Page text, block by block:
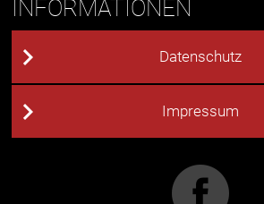
INFORMATIONEN
Datenschutz
Impressum